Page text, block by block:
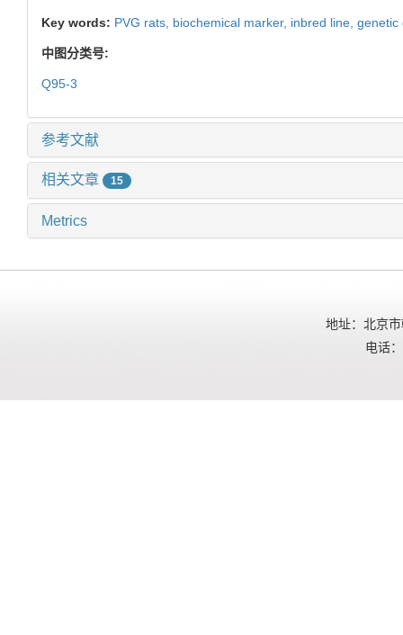
Key words: PVG rats, biochemical marker, inbred line, genetic
中图分类号:
Q95-3
参考文献
相关文章 15
Metrics
地址：北京
电话